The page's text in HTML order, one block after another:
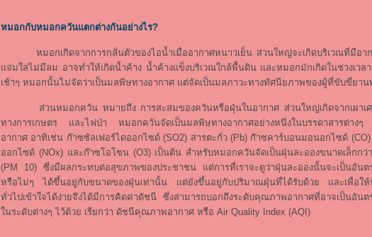
หมอกกับหมอกควันแตกต่างกันอย่างไร?
หมอกเกิดจากการกลั่นตัวของไอน้ำเมื่ออากาศหนาวเย็น ส่วนใหญ่จะเกิดบริเวณที่มีอาก
แจ่มใสไม่มีลม อาจทำให้เกิดน้ำค้าง น้ำค้างแข็งบริเวณใกล้พื้นดิน และหมอกมักเกิดในช่วงเวล
เช้าๆ หมอกนั้นไม่จัดว่าเป็นมลพิษทางอากาศ แต่จัดเป็นมลภาวะทางทัศนียภาพของผู้ที่ขับขี่ยา
ส่วนหมอกควัน หมายถึง การสะสมของควันหรือฝุ่นในอากาศ ส่วนใหญ่เกิดจากเผาเศ
ทางการเกษตร และไฟป่า หมอกควันจัดเป็นมลพิษทางอากาศอย่างหนึ่งในบรรดาสารต่าง
อากาศ อาทิเช่น ก๊าซซัลเฟอร์ไดออกไซด์ (SO2) สารตะกั่ว (Pb) ก๊าซคาร์บอนมอนอกไซด์ (CO)
ออกไซด์ (NOx) และก๊าซโอโซน (O3) เป็นต้น สำหรับหมอกควันจัดเป็นฝุ่นละอองขนาดเล็กก
(PM 10) ซึ่งมีผลกระทบต่อสุขภาพของประชาชน แต่การที่เราจะดูว่าฝุ่นละอองนั้นจะเป็นอัน
หรือไม่ๆ ได้ขึ้นอยู่กับขนาดของฝุ่นเท่านั้น แต่ยังขึ้นอยู่กับปริมาณฝุ่นที่ได้รับด้วย และเพื่อให้
ทั่วไปเข้าใจได้ง่ายจึงได้มีการคิดค่าดัชนี ซึ่งสามารถบอกถึงระดับคุณภาพอากาศที่อาจเป็นอัน
ในระดับต่างๆ ไว้ด้วย เรียกว่า ดัชนีคุณภาพอากาศ หรือ Air Quality Index (AQI)